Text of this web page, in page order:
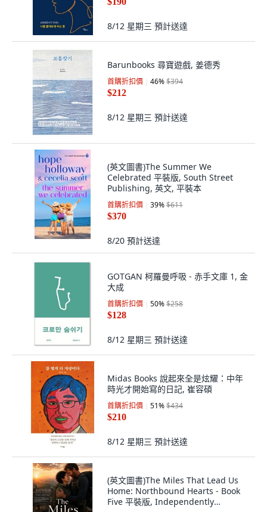
8/12 星期三 預計送達
Barunbooks 尋寶遊戲, 姜德秀
首購折扣價 46%$394
$212
8/12 星期三 預計送達
(英文圖書)The Summer We
Celebrated 平裝版, South Street
Publishing, 英文, 平裝本
首購折扣價 39%$611
$370
8/20 預計送達
GOTGAN 柯羅曼呼吸 - 赤手文庫 1, 金
大成
首購折扣價 50%$258
$128
8/12 星期三 預計送達
Midas Books 說起來全是炫耀：中年
時光才開始寫的日記, 崔容碩
首購折扣價 51%$434
$210
8/12 星期三 預計送達
(英文圖書)The Miles That Lead Us
Home: Northbound Hearts - Book
Five 平裝版, Independently